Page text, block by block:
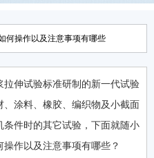
何操作以及注意事项有哪些
伸试验标准研制的新一代试验
涂料、橡胶、编织物及小截面
件时的其它试验，下面就随小
作以及注意事项有哪些？